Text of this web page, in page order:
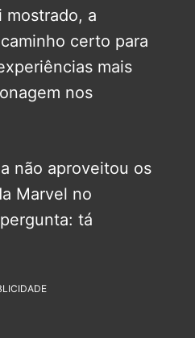
mostrado, a
certo para
mais
nos
não aproveitou os
Marvel no
tá